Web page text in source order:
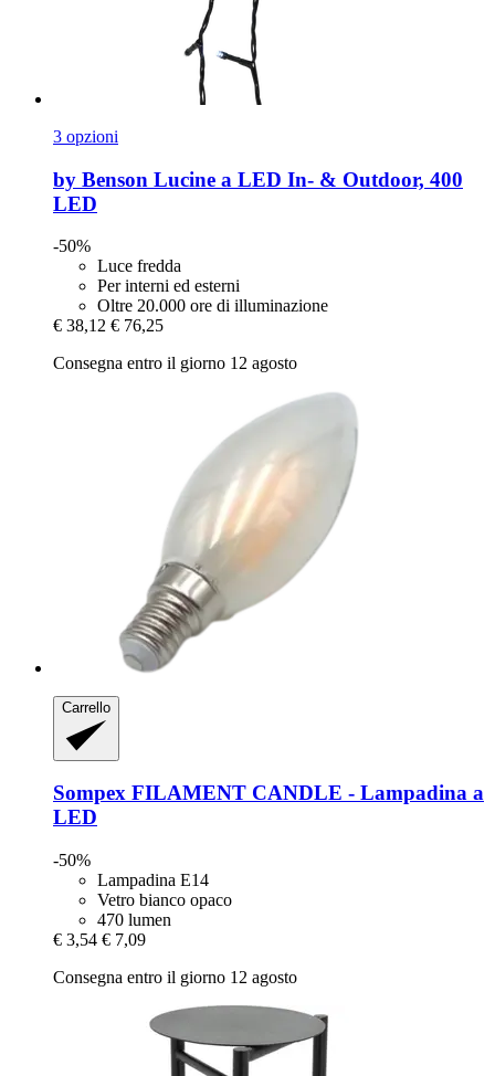
3 opzioni
by Benson Lucine a LED In-​ & Outdoor, 400
LED
-50%
Luce fredda
Per interni ed esterni
Oltre 20.000 ore di illuminazione
€ 38,12 € 76,25
Consegna entro il giorno 12 agosto
Carrello
Sompex FILAMENT CANDLE -​ Lampadina a
LED
-50%
Lampadina E14
Vetro bianco opaco
470 lumen
€ 3,54 € 7,09
Consegna entro il giorno 12 agosto